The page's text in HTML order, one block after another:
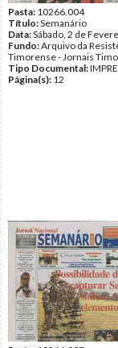
Pasta: 10266.004
Título:Semanário
Data:Sábado, 2 de
Fundo:Arquivo da
Timorense - Jornais
Tipo Documental:
Página(s): 12